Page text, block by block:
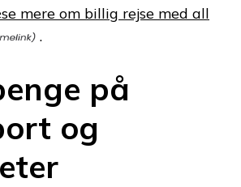
mere om billig rejse med all
.
på
og